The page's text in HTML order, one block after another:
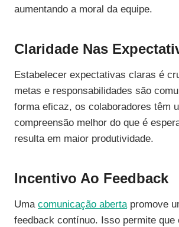
aumentando a moral da equipe.
Claridade Nas
Estabelecer expectativas claras é
metas e responsabilidades são
forma eficaz, os colaboradores têm
compreensão melhor do que é
resulta em maior produtividade.
Incentivo Ao Feedback
Uma comunicação abertapromove
feedback contínuo. Isso permite que